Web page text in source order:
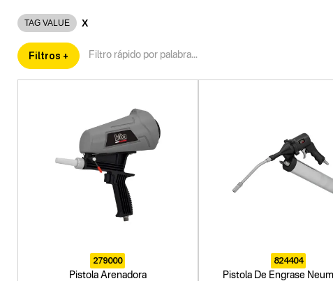
TAG VALUE X
Filtros +
279000
Pistola Arenadora
824404
Pistola De Engrase